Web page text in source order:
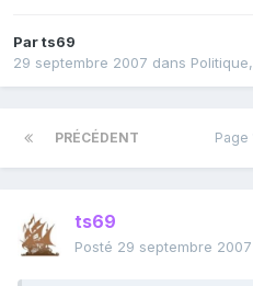
Parts69
29 septembre 2007 dans
PRÉCÉDENT Page
ts69
Posté 29 septembre 2007